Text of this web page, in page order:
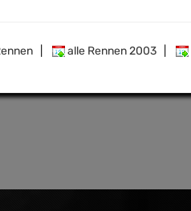
alle Rennen 2003